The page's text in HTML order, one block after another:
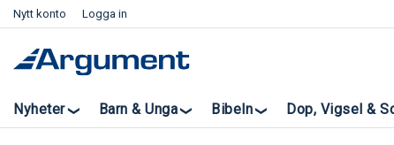
Nytt konto Logga in
Nyheter Barn & Unga Bibeln Dop, Vigsel &